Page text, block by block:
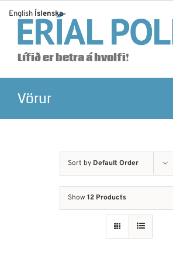
content
Lífið er betra á hvolfi!
Vörur
Sort by Default Order
Show 12 Products
English Íslenska